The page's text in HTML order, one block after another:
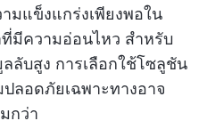
มแข็งแกร่งเพียงพอใน
มีความอ่อนไหว สำหรับ
ลับสูง การเลือกใช้โซลูชัน
ลอดภัยเฉพาะทางอาจ
กว่า